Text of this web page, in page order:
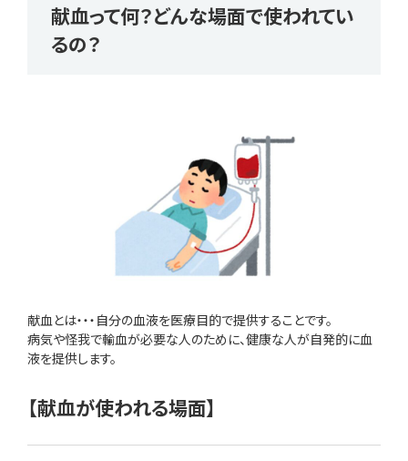
献血って何？どんな場面で使われてい
るの？
献血とは・・・自分の血液を医療目的で提供することです。
病気や怪我で輸血が必要な人のために、健康な人が自発的に血
液を提供します。
【献血が使われる場面】